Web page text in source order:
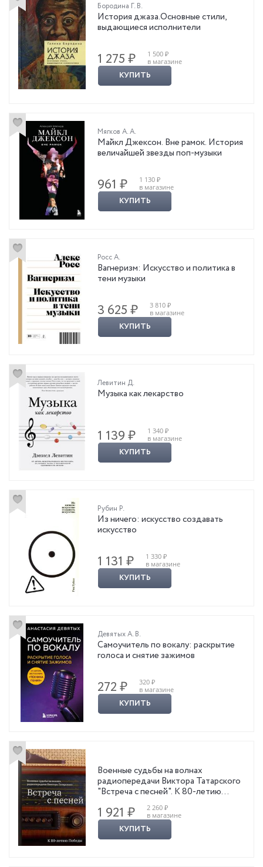
Бородина Г. В.
История джаза.Основные стили,
выдающиеся исполнители
1 275 ₽
1 500 ₽
в магазине
КУПИТЬ
Мягков А. А.
Майкл Джексон. Вне рамок. История
величайшей звезды поп-музыки
961 ₽
1 130 ₽
в магазине
КУПИТЬ
Росс А.
Вагнеризм: Искусство и политика в
тени музыки
3 625 ₽
3 810 ₽
в магазине
КУПИТЬ
Левитин Д.
Музыка как лекарство
1 139 ₽
1 340 ₽
в магазине
КУПИТЬ
Рубин Р.
Из ничего: искусство создавать
искусство
1 131 ₽
1 330 ₽
в магазине
КУПИТЬ
Девятых А. В.
Самоучитель по вокалу: раскрытие
голоса и снятие зажимов
272 ₽
320 ₽
в магазине
КУПИТЬ
Военные судьбы на волнах
радиопередачи Виктора Татарского
"Встреча с песней". К 80-летию
1 921 ₽
2 260 ₽
в магазине
КУПИТЬ